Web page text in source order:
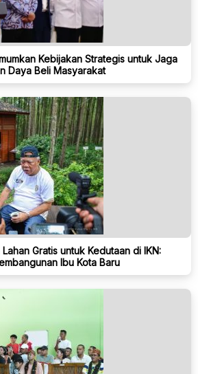
Kebijakan Strategis untuk Jaga
Daya Beli Masyarakat
Gratis untuk Kedutaan di IKN:
Ibu Kota Baru